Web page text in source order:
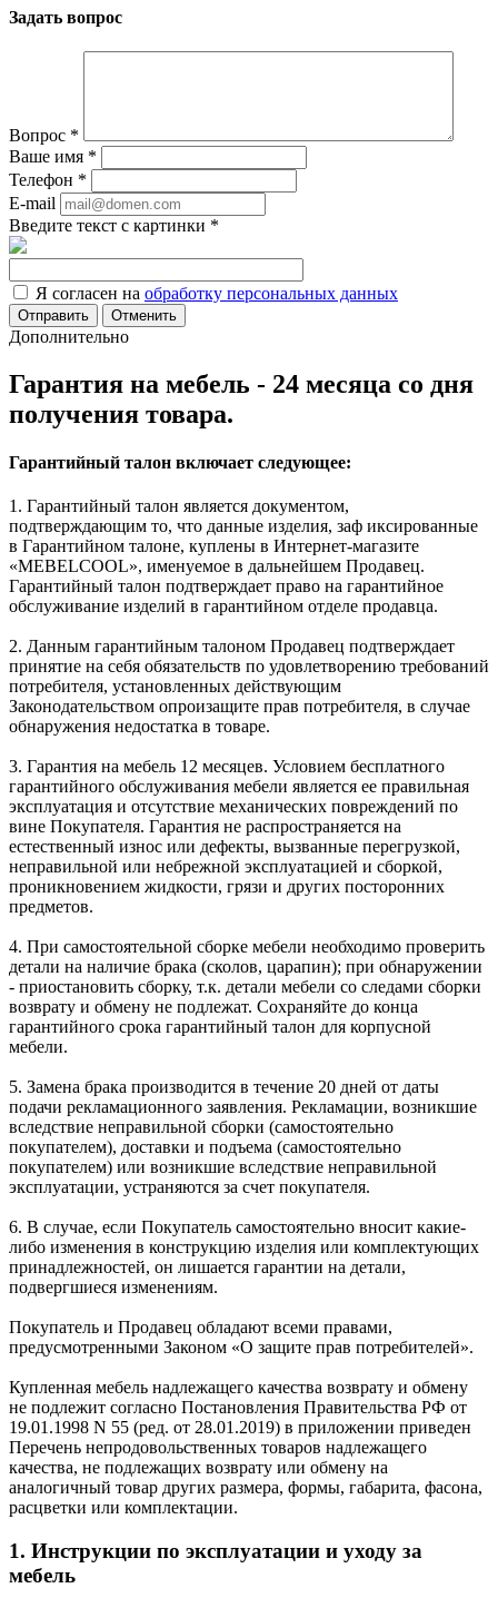
Задать вопрос
Вопрос *
Ваше имя *
Телефон *
E-mail
Введите текст с картинки *
Я согласен на обработку персональных данных
Отменить
Дополнительно
Гарантия на мебель - 24 месяца со дня
получения товара.
Гарантийный талон включает следующее:
1. Гарантийный талон является документом,
подтверждающим то, что данные изделия, заф иксированные
в Гарантийном талоне, куплены в Интернет-магазите
«MEBELCOOL», именуемое в дальнейшем Продавец.
Гарантийный талон подтверждает право на гарантийное
обслуживание изделий в гарантийном отделе продавца.
2. Данным гарантийным талоном Продавец подтверждает
принятие на себя обязательств по удовлетворению требований
потребителя, установленных действующим
Законодательством опроизащите прав потребителя, в случае
обнаружения недостатка в товаре.
3. Гарантия на мебель 12 месяцев. Условием бесплатного
гарантийного обслуживания мебели является ее правильная
эксплуатация и отсутствие механических повреждений по
вине Покупателя. Гарантия не распространяется на
естественный износ или дефекты, вызванные перегрузкой,
неправильной или небрежной эксплуатацией и сборкой,
проникновением жидкости, грязи и других посторонних
предметов.
4. При самостоятельной сборке мебели необходимо проверить
детали на наличие брака (сколов, царапин); при обнаружении
- приостановить сборку, т.к. детали мебели со следами сборки
возврату и обмену не подлежат. Сохраняйте до конца
гарантийного срока гарантийный талон для корпусной
мебели.
5. Замена брака производится в течение 20 дней от даты
подачи рекламационного заявления. Рекламации, возникшие
вследствие неправильной сборки (самостоятельно
покупателем), доставки и подъема (самостоятельно
покупателем) или возникшие вследствие неправильной
эксплуатации, устраняются за счет покупателя.
6. В случае, если Покупатель самостоятельно вносит какие-
либо изменения в конструкцию изделия или комплектующих
принадлежностей, он лишается гарантии на детали,
подвергшиеся изменениям.
Покупатель и Продавец обладают всеми правами,
предусмотренными Законом «О защите прав потребителей».
Купленная мебель надлежащего качества возврату и обмену
не подлежит согласно Постановления Правительства РФ от
19.01.1998 N 55 (ред. от 28.01.2019) в приложении приведен
Перечень непродовольственных товаров надлежащего
качества, не подлежащих возврату или обмену на
аналогичный товар других размера, формы, габарита, фасона,
расцветки или комплектации.
1. Инструкции по эксплуатации и уходу за
мебель